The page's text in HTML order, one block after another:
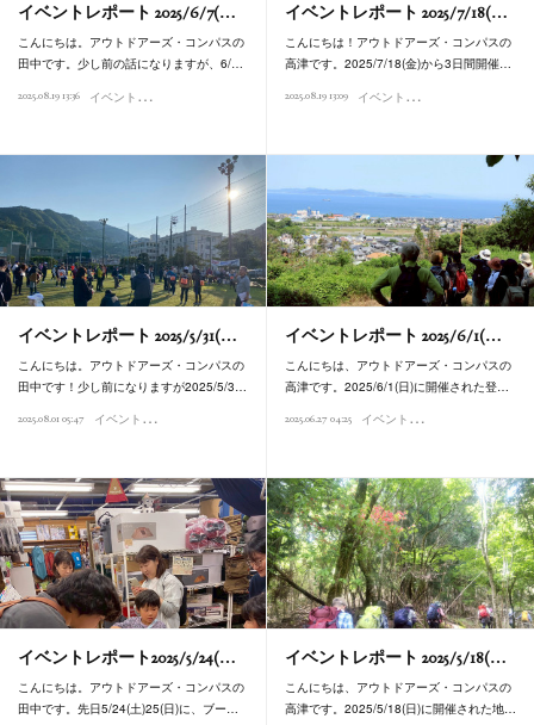
イベントレポート 2025/6/7(…
こんにちは。アウトドアーズ・コンパスの
田中です。少し前の話になりますが、6/…
2025.08.19 13:36 イ
ベントレポート
イベントレポート 2025/7/18(…
こんにちは！アウトドアーズ・コンパスの
高津です。2025/7/18(金)から3日間開催…
2025.08.19 13:09 イ
ベントレポート
イベントレポート 2025/5/31(…
こんにちは。アウトドアーズ・コンパスの
田中です！少し前になりますが2025/5/3…
2025.08.01 05:47 イ
ベントレポート
イベントレポート 2025/6/1(…
こんにちは、アウトドアーズ・コンパスの
高津です。2025/6/1(日)に開催された登…
2025.06.27 04:25 イ
ベントレポート
イベントレポート2025/5/24(…
こんにちは。アウトドアーズ・コンパスの
田中です。先日5/24(土)25(日)に、ブー…
イベントレポート 2025/5/18(…
こんにちは、アウトドアーズ・コンパスの
高津です。2025/5/18(日)に開催された地…